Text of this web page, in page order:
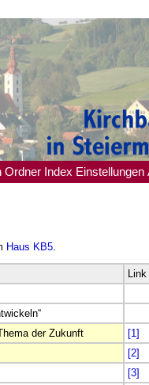
Ordner Index Einstellungen
Haus KB5.
Link
der Zukunft
[1]
[2]
[3]